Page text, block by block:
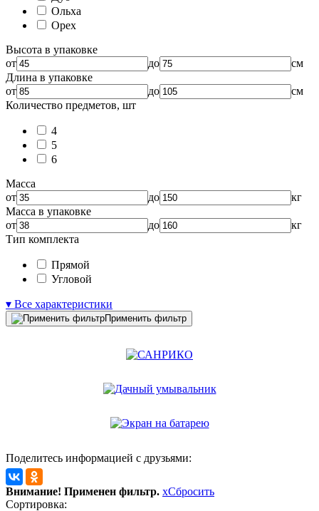
Ольха
Орех
Высота в упаковке
от
до
см
Длина в упаковке
от
до
см
Количество предметов, шт
4
5
6
Масса
от
до
кг
Масса в упаковке
от
до
кг
Тип комплекта
Прямой
Угловой
▾ Все характеристики
Применить фильтр
Поделитесь информацией с друзьями:
Внимание! Применен фильтр. xСбросить
Сортировка: